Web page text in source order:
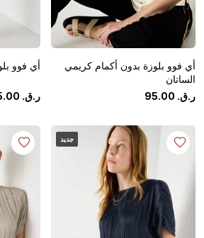
أي فوو بلوزة بدون أكمام كريمي
الساتان
ر.ق.
95.00
أي فوو
ر.ق. .00
جديد